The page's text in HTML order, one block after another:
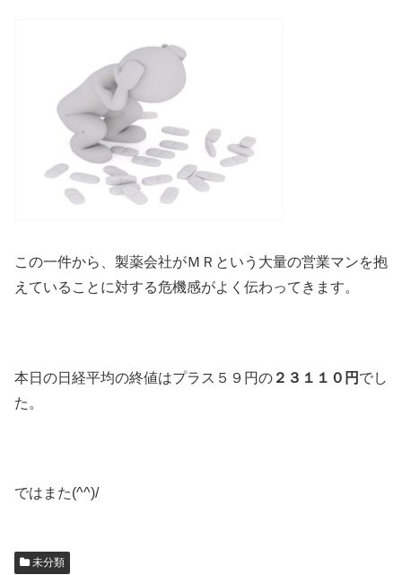
この一件から、製薬会社がＭＲという大量の営業マンを抱
えていることに対する危機感がよく伝わってきます。
本日の日経平均の終値はプラス５９円の ２３１１０円 でし
た。
ではまた(^^)/
未分類